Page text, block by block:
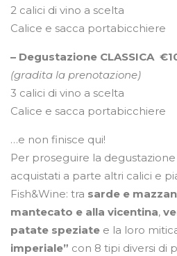
2 calici di vino a scelta
Calice e sacca portabicchiere
– Degustazione CLASSICA
(gradita la prenotazione)
3 calici di vino a scelta
Calice e sacca portabicchiere
…e non finisce qui!
Per proseguire la
acquistati a parte altri calici e
Fish&Wine: tra sarde e
mantecato e alla vicentina,
patate speziate e la loro
imperiale” con 8 tipi diversi di